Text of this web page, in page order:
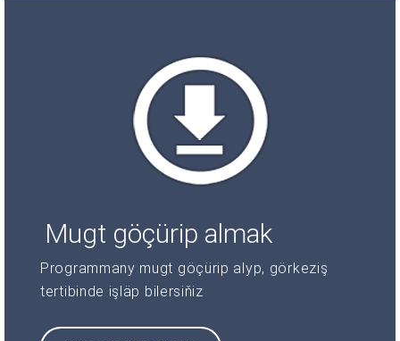
Mugt göçürip almak
Programmany mugt göçürip alyp, görkeziş
tertibinde işläp bilersiňiz